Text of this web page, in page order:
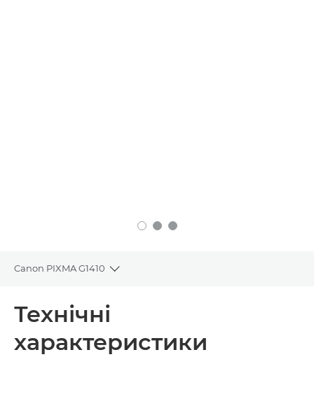
Canon PIXMA G1410
Toggle breadcrumbs
Технічні характеристики
Технічні
характеристики